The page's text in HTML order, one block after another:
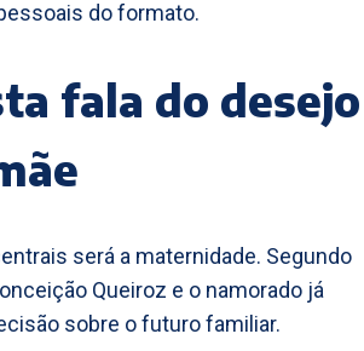
do formato.
fala do desejo
será a maternidade. Segundo
Queiroz e o namorado já
sobre o futuro familiar.